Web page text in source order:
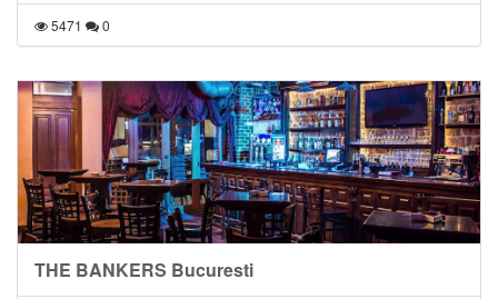
5471 0
THE BANKERS Bucuresti